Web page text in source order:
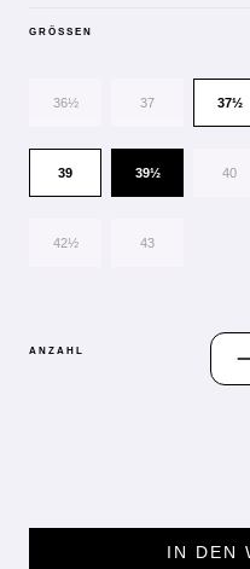
GRÖSSEN
36½ 37 37½
39 39½ 40
42½ 43
ANZAHL
IN DEN